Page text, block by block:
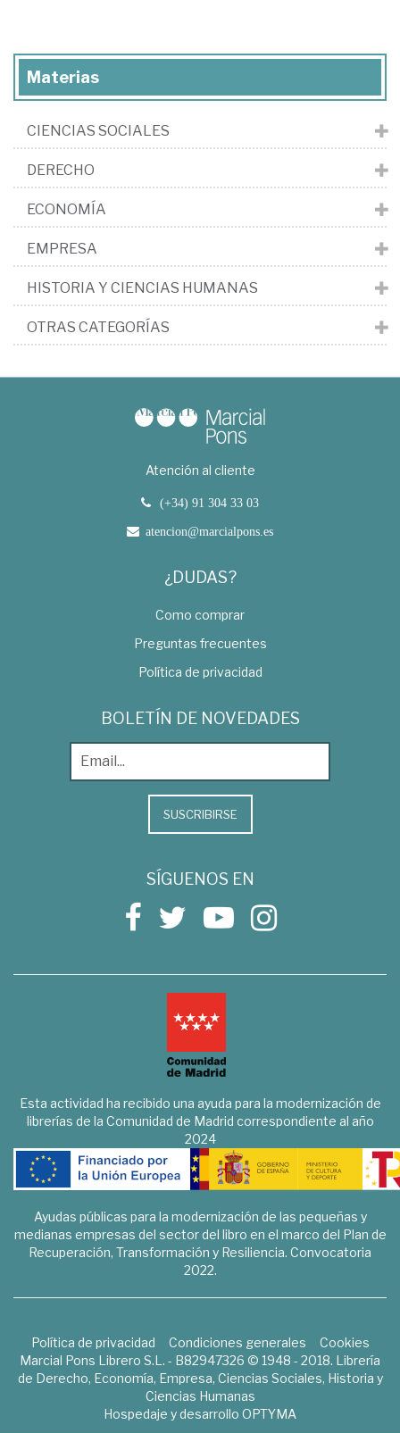
Materias
CIENCIAS SOCIALES
DERECHO
ECONOMÍA
EMPRESA
HISTORIA Y CIENCIAS HUMANAS
OTRAS CATEGORÍAS
Atención al cliente
(+34) 91 304 33 03
atencion@marcialpons.es
¿DUDAS?
Como comprar
Preguntas frecuentes
Política de privacidad
BOLETÍN DE NOVEDADES
SUSCRIBIRSE
SÍGUENOS EN
Esta actividad ha recibido una ayuda para la modernización de
librerías de la Comunidad de Madrid correspondiente al año
2024
Ayudas públicas para la modernización de las pequeñas y
medianas empresas del sector del libro en el marco del Plan de
Recuperación, Transformación y Resiliencia. Convocatoria
2022.
Política de privacidad Condiciones generales
Cookies
Marcial Pons Librero S.L. - B82947326 © 1948 - 2018. Librería
de Derecho, Economía, Empresa, Ciencias Sociales, Historia y
Ciencias Humanas
Hospedaje y desarrollo OPTYMA